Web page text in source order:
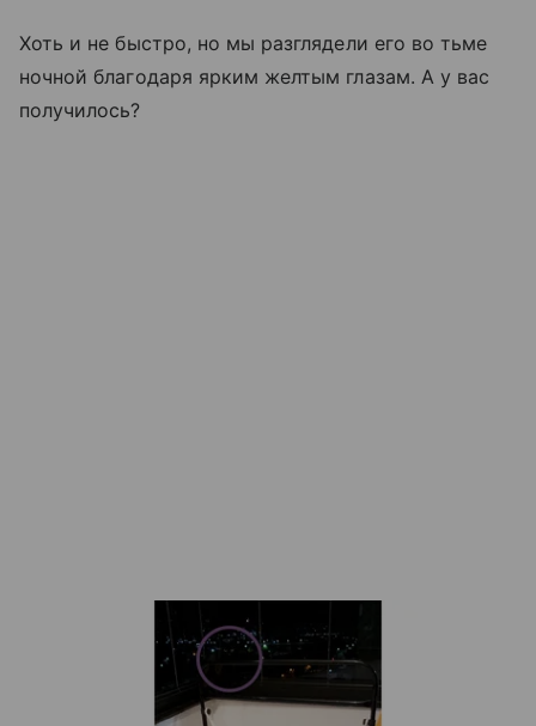
Хоть и не быстро, но мы разглядели его во тьме
ночной благодаря ярким желтым глазам. А у вас
получилось?